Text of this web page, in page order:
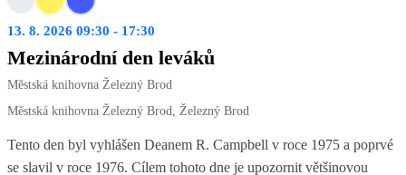
13. 8. 2026 09:30 - 17:30
Mezinárodní den leváků
Městská knihovna Železný Brod
Městská knihovna Železný Brod, Železný Brod
Tento den byl vyhlášen Deanem R. Campbell v roce 1975 a poprvé
se slavil v roce 1976. Cílem tohoto dne je upozornit většinovou